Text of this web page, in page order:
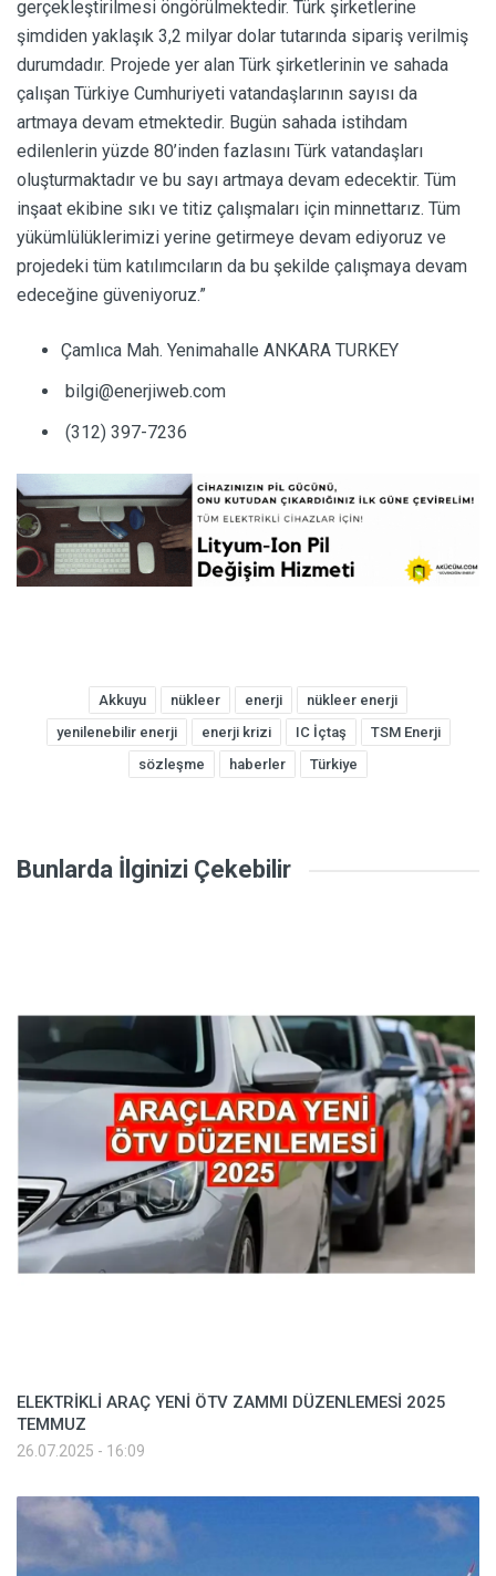
gerçekleştirilmesi öngörülmektedir. Türk şirketlerine
şimdiden yaklaşık 3,2 milyar dolar tutarında sipariş verilmiş
durumdadır. Projede yer alan Türk şirketlerinin ve sahada
çalışan Türkiye Cumhuriyeti vatandaşlarının sayısı da
artmaya devam etmektedir. Bugün sahada istihdam
edilenlerin yüzde 80’inden fazlasını Türk vatandaşları
oluşturmaktadır ve bu sayı artmaya devam edecektir. Tüm
inşaat ekibine sıkı ve titiz çalışmaları için minnettarız. Tüm
yükümlülüklerimizi yerine getirmeye devam ediyoruz ve
projedeki tüm katılımcıların da bu şekilde çalışmaya devam
edeceğine güveniyoruz.”
Çamlıca Mah. Yenimahalle ANKARA TURKEY
bilgi@enerjiweb.com
(312) 397-7236
Akkuyu nükleer enerji
nükleer enerji
yenilenebilir enerji
enerji krizi IC İçtaş
TSM Enerji
sözleşme
haberler Türkiye
Bunlarda İlginizi Çekebilir
ELEKTRİKLİ ARAÇ YENİ ÖTV ZAMMI DÜZENLEMESİ 2025
TEMMUZ
26.07.2025 - 16:09